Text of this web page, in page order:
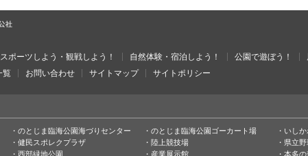
スポーツしよう・観戦しよう！ 自然体験・宿泊しよう！ 公園で遊ぼう！
覧 お問い合わせ サイトマップ サイトポリシー
のとじま臨海公園海づりセンター のとじま臨海公園ゴーカート場 いしか
健民スポレクプラザ 陸上競技場 県立
西部緑地公園 産業展示館 本多